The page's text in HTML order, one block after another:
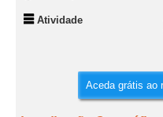
Atividade
Aceda grátis ao